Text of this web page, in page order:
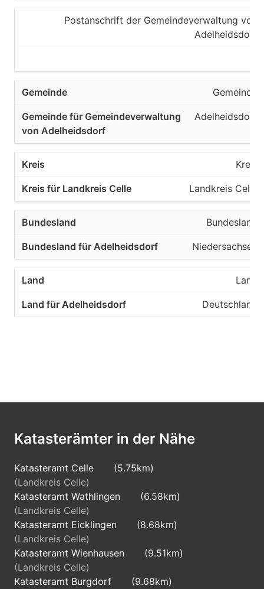
Postanschrift der Gemeindeverwaltung von
Adelheidsdorf
Gemeinde
Adelheidsdorf
Kreis
Landkreis Celle
Bundesland
Niedersachsen
Land
Deutschland
Katasterämter in der Nähe
Katasteramt Celle
(5.75km)
(Landkreis Celle)
Katasteramt Wathlingen
(6.58km)
(Landkreis Celle)
Katasteramt Eicklingen
(8.68km)
(Landkreis Celle)
Katasteramt Wienhausen
(9.51km)
(Landkreis Celle)
Katasteramt Burgdorf
(9.68km)